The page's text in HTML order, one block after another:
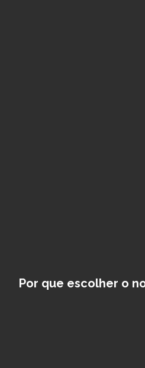
Por que escolher o